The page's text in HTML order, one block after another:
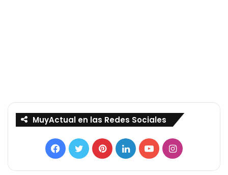
MuyActual en las Redes Sociales
Facebook
TwitterPinterestLinkedInYouTubeInstagram